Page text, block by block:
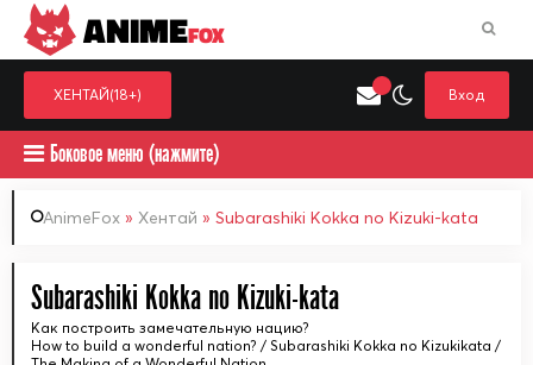
Выберите одну категорию для поиска
ANIMEFOX
ХЕНТАЙ(18+) Вход
Боковое меню (нажмите)
AnimeFox » Хентай » Subarashiki Kokka no Kizuki-kata
Subarashiki Kokka no Kizuki-kata
Как построить замечательную нацию?
How to build a wonderful nation? / Subarashiki Kokka no Kizukikata /